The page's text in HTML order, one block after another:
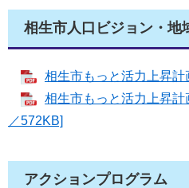
相生市人口ビジョン・地
相生市もっと活力上昇
相生市もっと活力上昇
／572KB]
アクションプログラム